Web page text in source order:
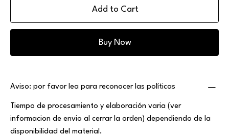
Add to Cart
Buy Now
Aviso: por favor lea para reconocer las políticas
Tiempo de procesamiento y elaboración varia (ver
informacion de envio al cerrar la orden) dependiendo de la
disponibilidad del material.